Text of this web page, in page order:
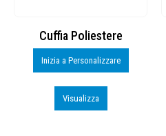
Cuffia Poliestere
Inizia a Personalizzare
Visualizza